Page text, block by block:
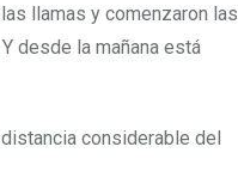
llamas y comenzaron las
desde la mañana está
considerable del